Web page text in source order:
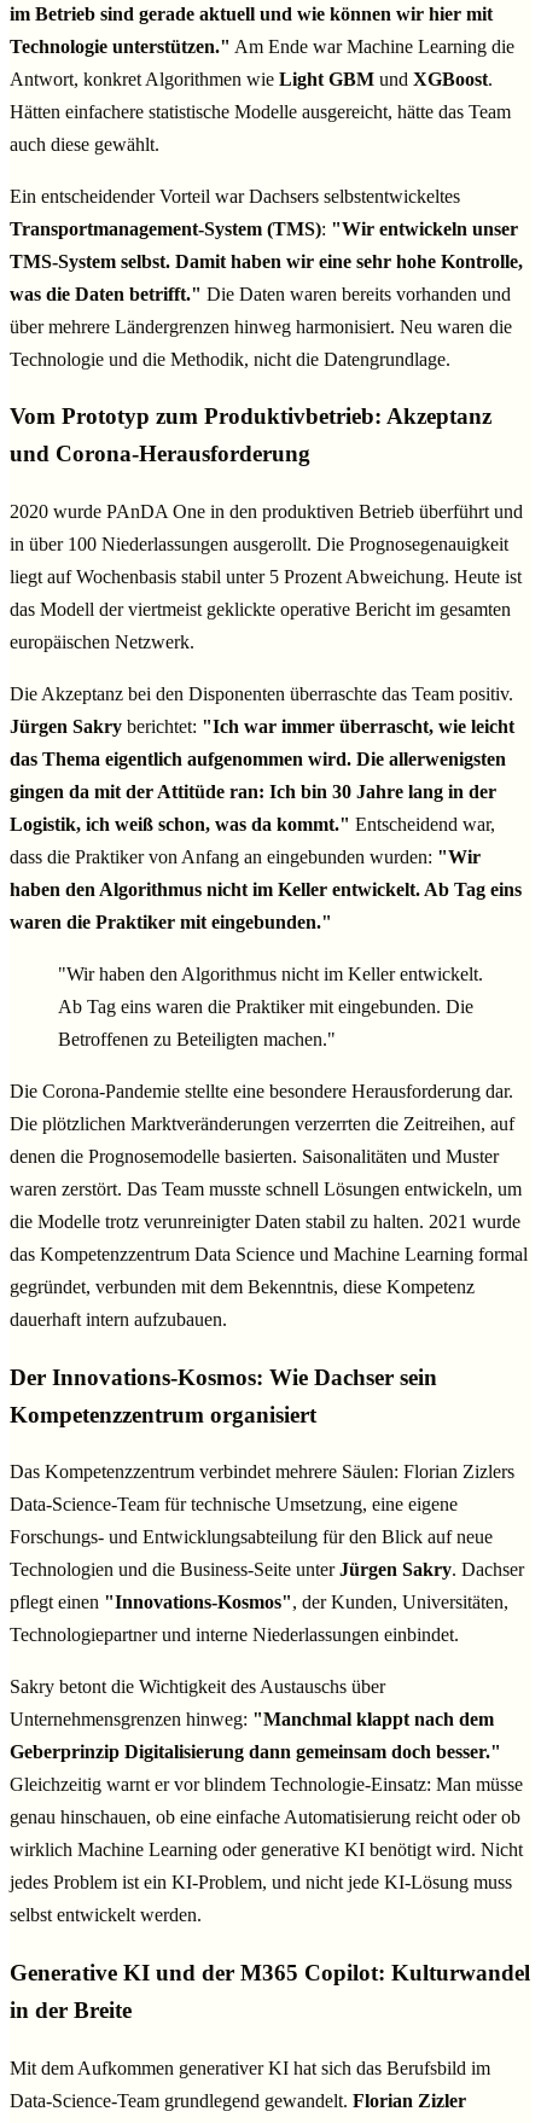
im Betrieb sind gerade aktuell und wie können wir hier mit
Technologie unterstützen." Am Ende war Machine Learning die
Antwort, konkret Algorithmen wie Light GBM und XGBoost.
Hätten einfachere statistische Modelle ausgereicht, hätte das Team
auch diese gewählt.
Ein entscheidender Vorteil war Dachsers selbstentwickeltes
Transportmanagement-System (TMS): "Wir entwickeln unser
TMS-System selbst. Damit haben wir eine sehr hohe Kontrolle,
was die Daten betrifft." Die Daten waren bereits vorhanden und
über mehrere Ländergrenzen hinweg harmonisiert. Neu waren die
Technologie und die Methodik, nicht die Datengrundlage.
Vom Prototyp zum Produktivbetrieb: Akzeptanz
und Corona-Herausforderung
2020 wurde PAnDA One in den produktiven Betrieb überführt und
in über 100 Niederlassungen ausgerollt. Die Prognosegenauigkeit
liegt auf Wochenbasis stabil unter 5 Prozent Abweichung. Heute ist
das Modell der viertmeist geklickte operative Bericht im gesamten
europäischen Netzwerk.
Die Akzeptanz bei den Disponenten überraschte das Team positiv.
Jürgen Sakry berichtet: "Ich war immer überrascht, wie leicht
das Thema eigentlich aufgenommen wird. Die allerwenigsten
gingen da mit der Attitüde ran: Ich bin 30 Jahre lang in der
Logistik, ich weiß schon, was da kommt." Entscheidend war,
dass die Praktiker von Anfang an eingebunden wurden: "Wir
haben den Algorithmus nicht im Keller entwickelt. Ab Tag eins
waren die Praktiker mit eingebunden."
"Wir haben den Algorithmus nicht im Keller entwickelt.
Ab Tag eins waren die Praktiker mit eingebunden. Die
Betroffenen zu Beteiligten machen."
Die Corona-Pandemie stellte eine besondere Herausforderung dar.
Die plötzlichen Marktveränderungen verzerrten die Zeitreihen, auf
denen die Prognosemodelle basierten. Saisonalitäten und Muster
waren zerstört. Das Team musste schnell Lösungen entwickeln, um
die Modelle trotz verunreinigter Daten stabil zu halten. 2021 wurde
das Kompetenzzentrum Data Science und Machine Learning formal
gegründet, verbunden mit dem Bekenntnis, diese Kompetenz
dauerhaft intern aufzubauen.
Der Innovations-Kosmos: Wie Dachser sein
Kompetenzzentrum organisiert
Das Kompetenzzentrum verbindet mehrere Säulen: Florian Zizlers
Data-Science-Team für technische Umsetzung, eine eigene
Forschungs- und Entwicklungsabteilung für den Blick auf neue
Technologien und die Business-Seite unterJürgen Sakry. Dachser
pflegt einen "Innovations-Kosmos", der Kunden, Universitäten,
Technologiepartner und interne Niederlassungen einbindet.
Sakry betont die Wichtigkeit des Austauschs über
Unternehmensgrenzen hinweg: "Manchmal klappt nach dem
Geberprinzip Digitalisierung dann gemeinsam doch besser."
Gleichzeitig warnt er vor blindem Technologie-Einsatz: Man müsse
genau hinschauen, ob eine einfache Automatisierung reicht oder ob
wirklich Machine Learning oder generative KI benötigt wird. Nicht
jedes Problem ist ein KI-Problem, und nicht jede KI-Lösung muss
selbst entwickelt werden.
Generative KI und der M365 Copilot: Kulturwandel
in der Breite
Mit dem Aufkommen generativer KI hat sich das Berufsbild im
Data-Science-Team grundlegend gewandelt. Florian Zizler